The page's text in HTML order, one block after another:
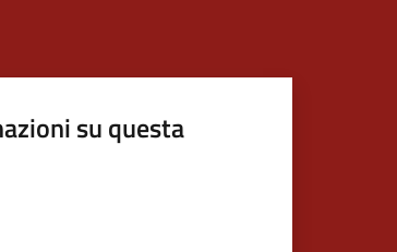
su questa